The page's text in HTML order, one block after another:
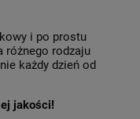
i po prostu
różnego rodzaju
każdy dzień od
jakości!